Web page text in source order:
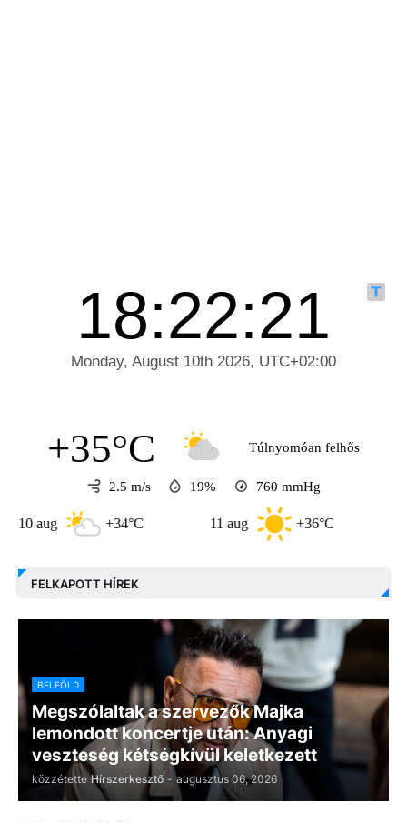
+35°C Túlnyomóan felhős
2.5 m/s 19% 760 mmHg
+34°C +36°C
FELKAPOTT HÍREK
BELFÖLD
Megszólaltak a szervezők Majka
lemondott koncertje után: Anyagi
veszteség kétségkívül keletkezett
közzétette Hírszerkesztő - augusztus 06, 2026